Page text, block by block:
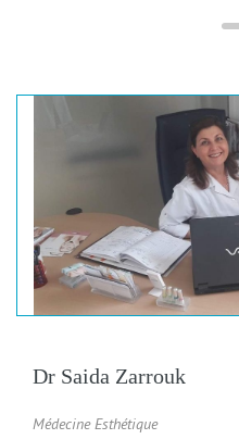
Dr Saida Zarrouk
Médecine Esthétique